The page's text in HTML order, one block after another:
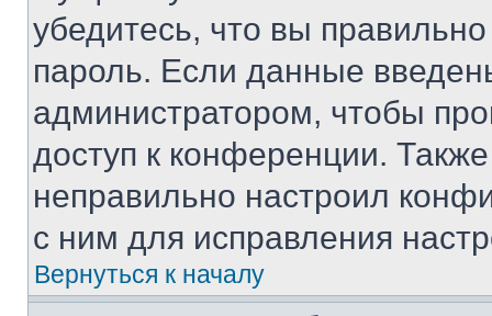
убедитесь, что вы
пароль. Если данные
администратором, чтобы
доступ к конференции.
неправильно настроил
с ним для исправления
Вернуться к началу